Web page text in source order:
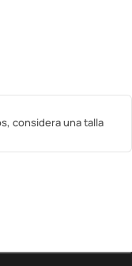
considera una talla